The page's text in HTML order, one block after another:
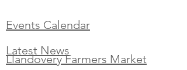
Events Calendar
Latest News
Llandovery Farmers Market